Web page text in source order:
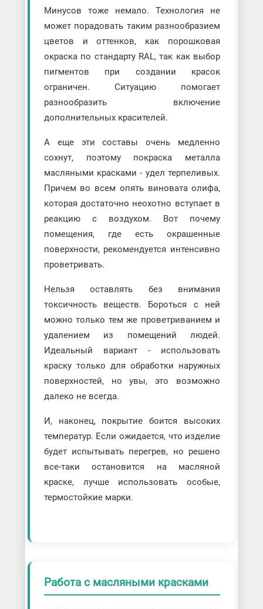
Минусов тоже немало. Технология не
может порадовать таким разнообразием
цветов и оттенков, как порошковая
окраска по стандарту RAL, так как выбор
пигментов при создании красок
ограничен. Ситуацию помогает
разнообразить включение
дополнительных красителей.
А еще эти составы очень медленно
сохнут, поэтому покраска металла
масляными красками - удел терпеливых.
Причем во всем опять виновата олифа,
которая достаточно неохотно вступает в
реакцию с воздухом. Вот почему
помещения, где есть окрашенные
поверхности, рекомендуется интенсивно
проветривать.
Нельзя оставлять без внимания
токсичность веществ. Бороться с ней
можно только тем же проветриванием и
удалением из помещений людей.
Идеальный вариант - использовать
краску только для обработки наружных
поверхностей, но увы, это возможно
далеко не всегда.
И, наконец, покрытие боится высоких
температур. Если ожидается, что изделие
будет испытывать перегрев, но решено
все-таки остановится на масляной
краске, лучше использовать особые,
термостойкие марки.
Работа с масляными красками